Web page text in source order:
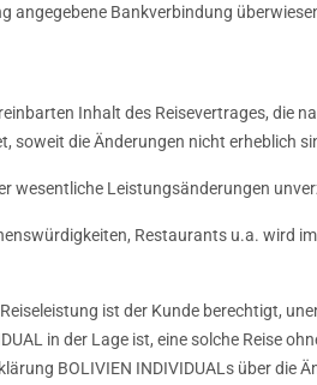
angegebene Bankverbindung
Inhalt des Reisevertrages, die
soweit die Änderungen nicht erheblich
wesentliche Leistungsänderungen
Restaurants u.a. wird
ist der Kunde berechtigt,
in der Lage ist, eine solche Reise
BOLIVIEN INDIVIDUALs über die